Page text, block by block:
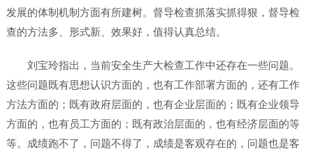
发展的体制机制方面有所建树。督导检查抓落实抓得狠，督导检
查的方法多、形式新、效果好，值得认真总结。
刘宝玲指出，当前安全生产大检查工作中还存在一些问题。
这些问题既有思想认识方面的，也有工作部署方面的，还有工作
方法方面的；既有政府层面的，也有企业层面的；既有企业领导
方面的，也有员工方面的；既有政治层面的，也有经济层面的等
等。成绩跑不了，问题不得了，成绩是客观存在的，问题也是客